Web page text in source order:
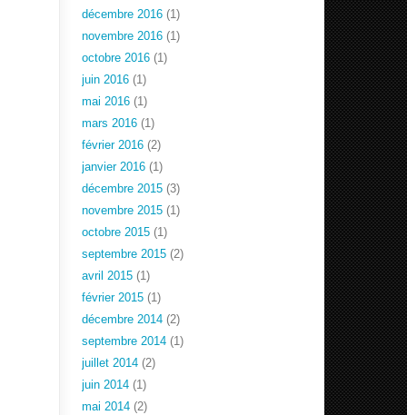
décembre 2016 (1)
novembre 2016 (1)
octobre 2016 (1)
juin 2016 (1)
mai 2016 (1)
mars 2016 (1)
février 2016 (2)
janvier 2016 (1)
décembre 2015 (3)
novembre 2015 (1)
octobre 2015 (1)
septembre 2015 (2)
avril 2015 (1)
février 2015 (1)
décembre 2014 (2)
septembre 2014 (1)
juillet 2014 (2)
juin 2014 (1)
mai 2014 (2)